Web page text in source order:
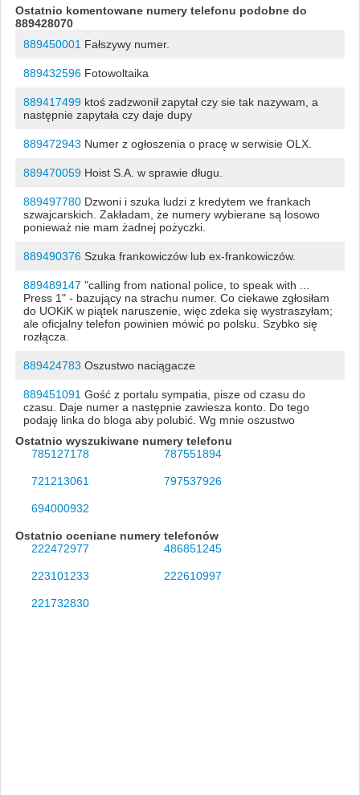
Ostatnio komentowane numery telefonu podobne do
889428070
889450001 Fałszywy numer.
889432596Fotowoltaika
889417499ktoś zadzwonił zapytał czy sie tak nazywam, a
następnie zapytała czy daje dupy
889472943 Numer z ogłoszenia o pracę w serwisie OLX.
889470059Hoist S.A. w sprawie długu.
889497780Dzwoni i szuka ludzi z kredytem we frankach
szwajcarskich. Zakładam, że numery wybierane są losowo
ponieważ nie mam żadnej pożyczki.
889490376Szuka frankowiczów lub ex-frankowiczów.
889489147 "calling from national police, to speak with ...
Press 1" - bazujący na strachu numer. Co ciekawe zgłosiłam
do UOKiK w piątek naruszenie, więc zdeka się wystraszyłam;
ale oficjalny telefon powinien mówić po polsku. Szybko się
rozłącza.
889424783 Oszustwo naciągacze
889451091 Gość z portalu sympatia, pisze od czasu do
czasu. Daje numer a następnie zawiesza konto. Do tego
podaję linka do bloga aby polubić. Wg mnie oszustwo
Ostatnio wyszukiwane numery telefonu
785127178
787551894
721213061 797537926
694000932
Ostatnio oceniane numery telefonów
222472977
486851245
223101233 222610997
221732830